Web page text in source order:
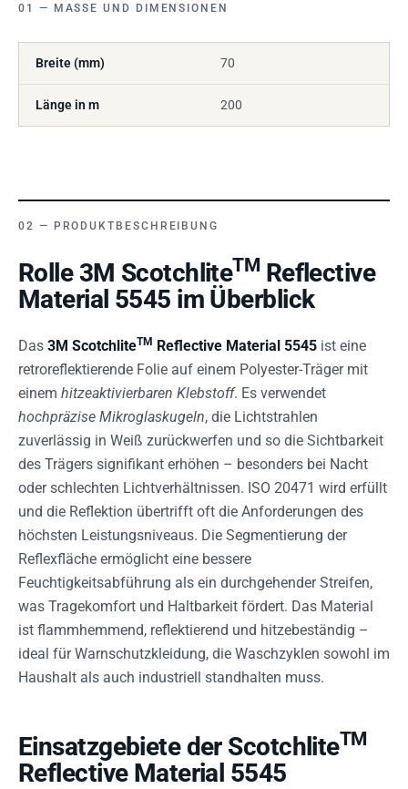
MASSE UND DIMENSIONEN
Breite (mm) 70
Länge in m 200
PRODUKTBESCHREIBUNG
Rolle 3M ScotchliteTM Reflective
Material 5545 im Überblick
Das 3M ScotchliteTM Reflective Material 5545 ist eine
retroreflektierende Folie auf einem Polyester-Träger mit
einem hitzeaktivierbaren Klebstoff. Es verwendet
hochpräzise Mikroglaskugeln, die Lichtstrahlen
zuverlässig in Weiß zurückwerfen und so die Sichtbarkeit
des Trägers signifikant erhöhen – besonders bei Nacht
oder schlechten Lichtverhältnissen. ISO 20471 wird erfüllt
und die Reflektion übertrifft oft die Anforderungen des
höchsten Leistungsniveaus. Die Segmentierung der
Reflexfläche ermöglicht eine bessere
Feuchtigkeitsabführung als ein durchgehender Streifen,
was Tragekomfort und Haltbarkeit fördert. Das Material
ist flammhemmend, reflektierend und hitzebeständig –
ideal für Warnschutzkleidung, die Waschzyklen sowohl im
Haushalt als auch industriell standhalten muss.
Einsatzgebiete der ScotchliteTM
Reflective Material 5545